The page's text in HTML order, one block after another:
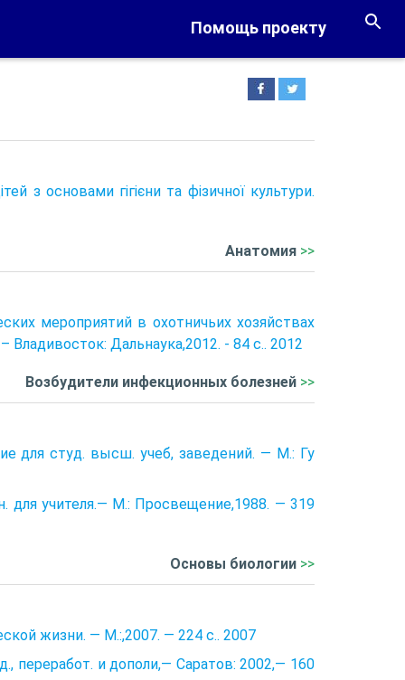
Помощь проекту
з основами гігієни та фізичної культури.
Анатомия >>
мероприятий в охотничьих хозяйствах
Дальнаука,2012. - 84 с.. 2012
Возбудители инфекционных болезней >>
для студ. высш. учеб, заведений. — М.: Гу
для учи­теля.— М.: Просвещение,1988. — 319
Основы биологии >>
жизни. — М.:,2007. — 224 с.. 2007
переработ. и дополи,— Саратов: 2002,— 160